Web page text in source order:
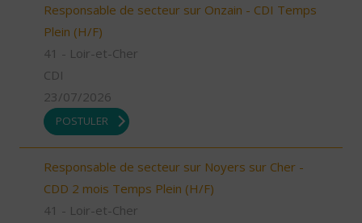
Responsable de secteur sur Onzain - CDI Temps
Plein (H/F)
41 - Loir-et-Cher
CDI
23/07/2026
POSTULER
Responsable de secteur sur Noyers sur Cher -
CDD 2 mois Temps Plein (H/F)
41 - Loir-et-Cher